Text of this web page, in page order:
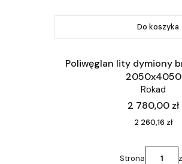
Do koszyka
Poliwęglan lity dymiony
2050x4050
Rokad
Cena
2 780,00 zł
Cena
2 260,16 zł
Strona